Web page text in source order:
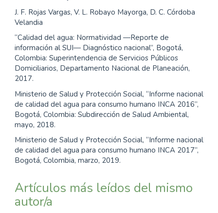
J. F. Rojas Vargas, V. L. Robayo Mayorga, D. C. Córdoba
Velandia
“Calidad del agua: Normatividad ―Reporte de
información al SUI― Diagnóstico nacional”, Bogotá,
Colombia: Superintendencia de Servicios Públicos
Domiciliarios, Departamento Nacional de Planeación,
2017.
Ministerio de Salud y Protección Social, “Informe nacional
de calidad del agua para consumo humano INCA 2016”,
Bogotá, Colombia: Subdirección de Salud Ambiental,
mayo, 2018.
Ministerio de Salud y Protección Social, “Informe nacional
de calidad del agua para consumo humano INCA 2017”,
Bogotá, Colombia, marzo, 2019.
Artículos más leídos del mismo
autor/a